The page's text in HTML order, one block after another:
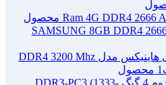
رم لپ تاپ اس کی هاینیکس مدل DDR4 3200 Mhz
1 محصول
رم لپ تاپ دست دوم 4 گیگ DDR3-PC3 (1333-